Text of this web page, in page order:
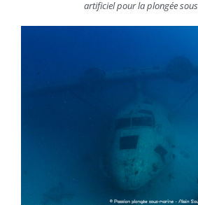
artificiel pour la plongée